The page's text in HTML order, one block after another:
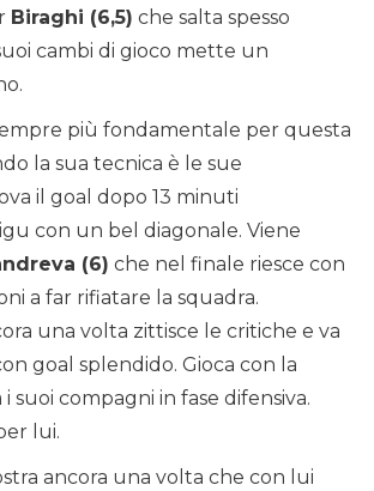
Biraghi (6,5) che salta spesso
cambi di gioco mette un
più fondamentale per questa
la sua tecnica è le sue
il goal dopo 13 minuti
con un bel diagonale. Viene
(6) che nel finale riesce con
a far rifiatare la squadra.
una volta zittisce le critiche e va
goal splendido. Gioca con la
suoi compagni in fase difensiva.
lui.
ancora una volta che con lui